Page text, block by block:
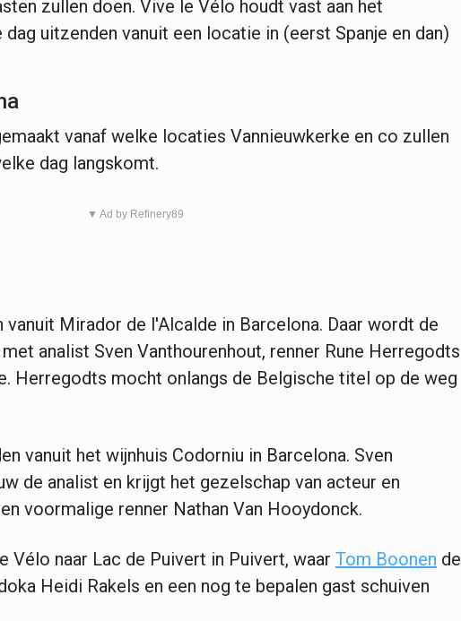
zullen doen. Vive le Vélo houdt vast aan het
uitzenden vanuit een locatie in (eerst Spanje en dan)
vanaf welke locaties Vannieuwkerke en co zullen
dag langskomt.
▼ Ad by Refinery89
Mirador de l'Alcalde in Barcelona. Daar wordt de
analist Sven Vanthourenhout, renner Rune Herregodts
Herregodts mocht onlangs de Belgische titel op de weg
vanuit het wijnhuis Codorniu in Barcelona. Sven
de analist en krijgt het gezelschap van acteur en
voormalige renner Nathan Van Hooydonck.
Vélo naar Lac de Puivert in Puivert, waar Tom Boonen de
Heidi Rakels en een nog te bepalen gast schuiven